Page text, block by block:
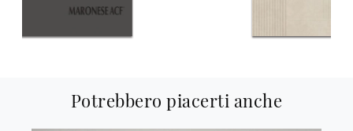
Potrebbero piacerti anche